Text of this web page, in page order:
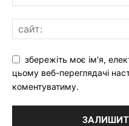
збережіть моє ім'я,
цьому веб-переглядачі
коментуватиму.